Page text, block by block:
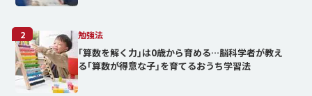
2 勉強法
｢算数を解く力｣は0歳から育める…脳科学者が教え
る｢算数が得意な子｣を育てるおうち学習法